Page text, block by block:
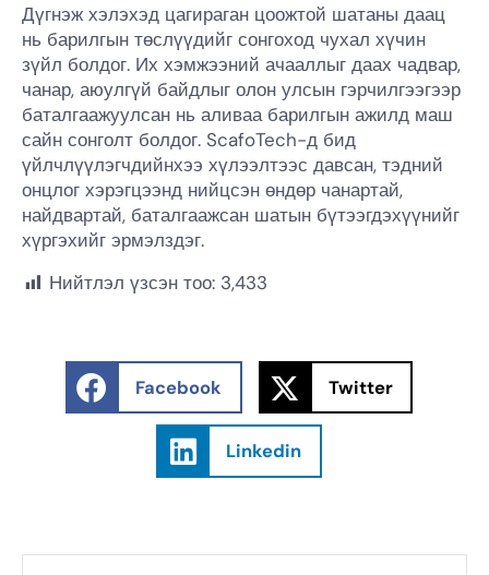
Дүгнэж хэлэхэд цагираган цоожтой шатаны даац
нь барилгын төслүүдийг сонгоход чухал хүчин
зүйл болдог. Их хэмжээний ачааллыг даах чадвар,
чанар, аюулгүй байдлыг олон улсын гэрчилгээгээр
баталгаажуулсан нь аливаа барилгын ажилд маш
сайн сонголт болдог. ScafoTech-д бид
үйлчлүүлэгчдийнхээ хүлээлтээс давсан, тэдний
онцлог хэрэгцээнд нийцсэн өндөр чанартай,
найдвартай, баталгаажсан шатын бүтээгдэхүүнийг
хүргэхийг эрмэлздэг.
Нийтлэл үзсэн тоо: 3,433
Facebook Twitter
Linkedin